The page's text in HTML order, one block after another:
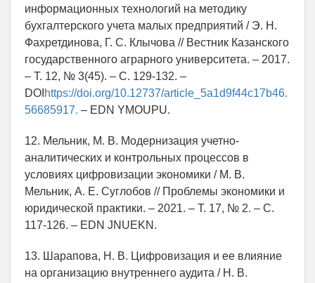
информационных технологий на методику
бухгалтерского учета малых предприятий / Э. Н.
Фахретдинова, Г. С. Клычова // Вестник Казанского
государственного аграрного университета. – 2017.
– Т. 12, № 3(45). – С. 129-132. –
DOI https://doi.org/10.12737/article_5a1d9f44c17b46.
56685917. – EDN YMOUPU.
12. Мельник, М. В. Модернизация учетно-
аналитических и контрольных процессов в
условиях цифровизации экономики / М. В.
Мельник, А. Е. Суглобов // Проблемы экономики и
юридической практики. – 2021. – Т. 17, № 2. – С.
117-126. – EDN JNUEKN.
13. Шарапова, Н. В. Цифровизация и ее влияние
на организацию внутреннего аудита / Н. В.